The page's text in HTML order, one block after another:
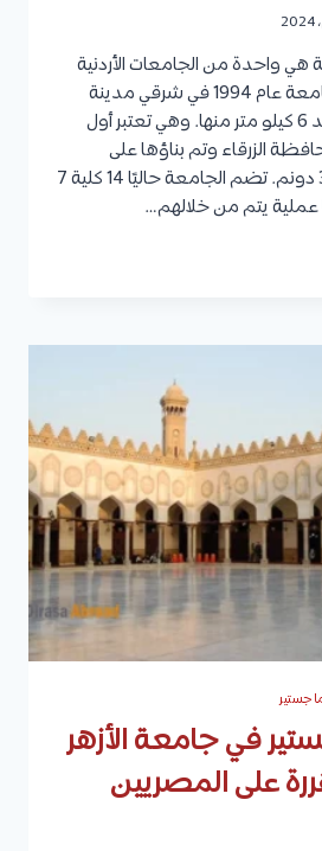
هي واحدة من الجامعات الأردنية
الخاصة. تأسست الجامعة عام 1994 في شرقي مدينة
الزرقاء الأردنية على بعد 6 كيلو متر منها. وهي تعتبر أول
الزرقاء وتم بناؤها على
مساحة تصل إلى 350 دونم. تضم الجامعة حاليًا 14 كلية 7
في جامعة الأزهر
على المصريين